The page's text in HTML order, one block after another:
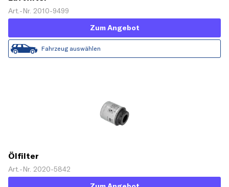
Art.-Nr. 2010-9499
Zum Angebot
Fahrzeug auswählen
Ölfilter
Art.-Nr. 2020-5842